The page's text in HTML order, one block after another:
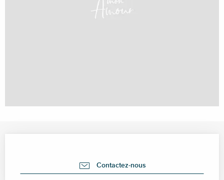
Contactez-nous